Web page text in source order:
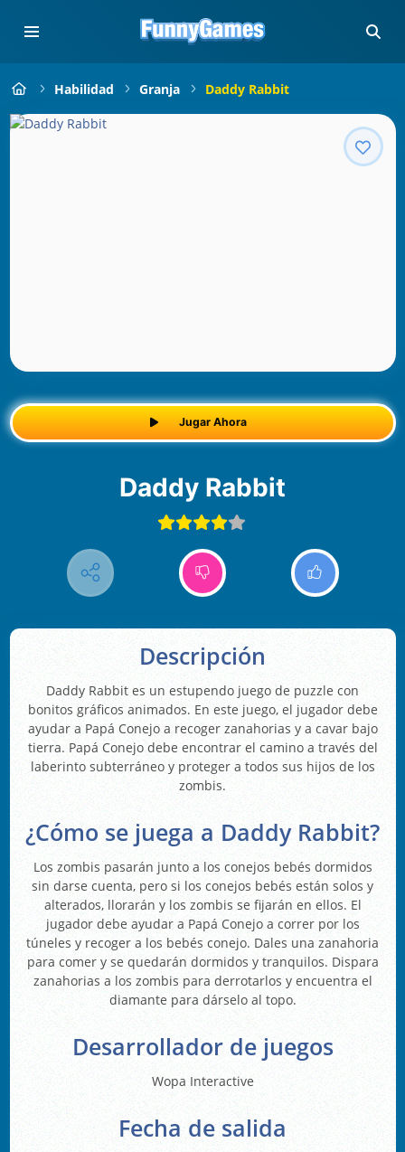
Habilidad Granja Daddy Rabbit
Jugar Ahora
Daddy Rabbit
Descripción
Daddy Rabbit es un estupendo juego de puzzle con
bonitos gráficos animados. En este juego, el jugador debe
ayudar a Papá Conejo a recoger zanahorias y a cavar bajo
tierra. Papá Conejo debe encontrar el camino a través del
laberinto subterráneo y proteger a todos sus hijos de los
zombis.
¿Cómo se juega a Daddy Rabbit?
Los zombis pasarán junto a los conejos bebés dormidos
sin darse cuenta, pero si los conejos bebés están solos y
alterados, llorarán y los zombis se fijarán en ellos. El
jugador debe ayudar a Papá Conejo a correr por los
túneles y recoger a los bebés conejo. Dales una zanahoria
para comer y se quedarán dormidos y tranquilos. Dispara
zanahorias a los zombis para derrotarlos y encuentra el
diamante para dárselo al topo.
Desarrollador de juegos
Wopa Interactive
Fecha de salida